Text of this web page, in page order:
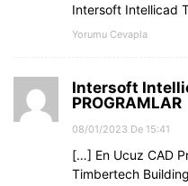
Intersoft Intellicad
Yorumu Cevapla
Intersoft
PROGRAMLAR
08/01/2023 De 15:41
[…] En Ucuz CAD
Timbertech